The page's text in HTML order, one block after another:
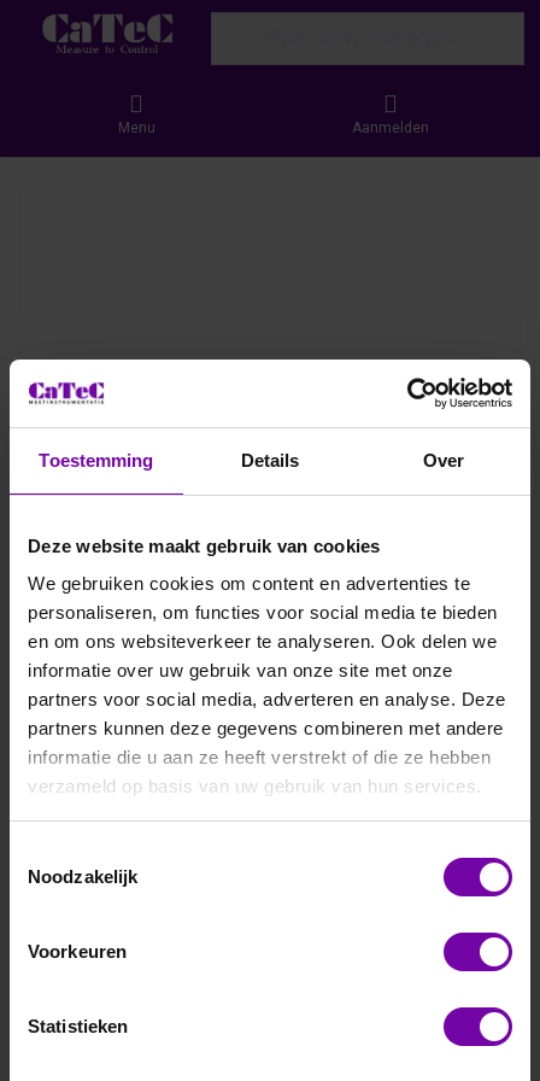
Toestemming Details Over
Deze website maakt gebruik van cookies
We gebruiken cookies om content en advertenties te
personaliseren, om functies voor social media te bieden
en om ons websiteverkeer te analyseren. Ook delen we
informatie over uw gebruik van onze site met onze
partners voor social media, adverteren en analyse. Deze
partners kunnen deze gegevens combineren met andere
informatie die u aan ze heeft verstrekt of die ze hebben
verzameld op basis van uw gebruik van hun services.
Noodzakelijk
Voorkeuren
Statistieken
Menu Aanmelden
Thies
4.3351.00.000
First Class, windsnelheid opnemer, 0,3-75m/s, uitgang:
1090Hz